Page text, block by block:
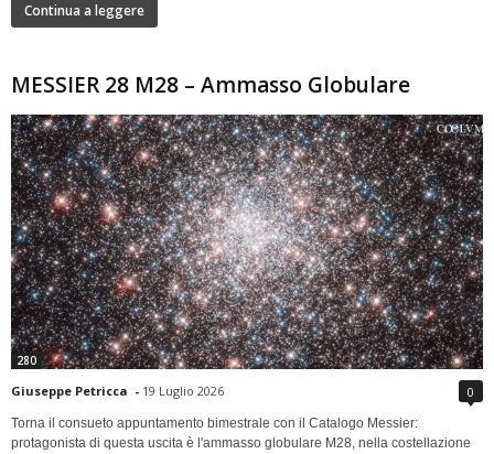
Continua a leggere
MESSIER 28 M28 – Ammasso Globulare
280
Giuseppe Petricca - 19 Luglio 2026 0
Torna il consueto appuntamento bimestrale con il Catalogo Messier:
protagonista di questa uscita è l'ammasso globulare M28, nella costellazione